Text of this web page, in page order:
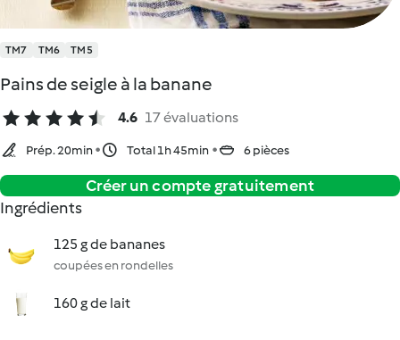
TM7 TM6 TM5
Pains de seigle à la banane
4.6 17 évaluations
Prép. 20min Total 1h 45min 6 pièces
Créer un compte gratuitement
Ingrédients
125 g de bananes
coupées en rondelles
160 g de lait